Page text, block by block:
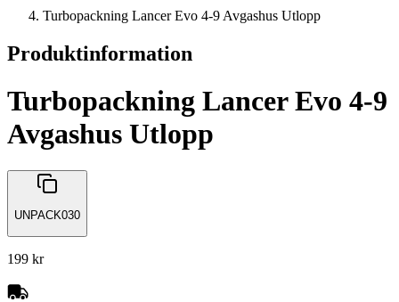
Turbopackning Lancer Evo 4-9 Avgashus Utlopp
Produktinformation
Turbopackning Lancer Evo 4-9
Avgashus Utlopp
UNPACK030
199 kr